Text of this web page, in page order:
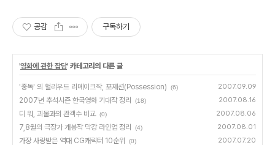
공감 구독하기
'영화에 관한 잡담' 카테고리의 다른 글
'중독' 의 헐리우드 리메이크작, 포제션(Possession) (6) 2007.09.09
2007년 추석시즌 한국영화 기대작 정리 (18) 2007.08.16
디 워, 괴물과의 관객수 비교 (0) 2007.08.06
7,8월의 극장가 개봉작 막강 라인업 정리 (4) 2007.08.01
가장 사랑받은 역대 CG캐릭터 10순위 (0) 2007.07.20